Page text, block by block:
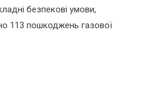
безпекові умови,
113 пошкоджень газової